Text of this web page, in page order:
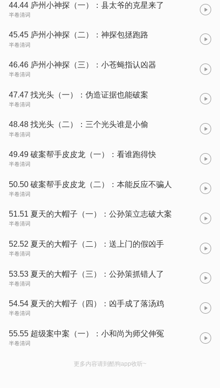
44.44 庐州小神探（一）：县太爷的克星来了
半卷清词
45.45 庐州小神探（二）：神探包拯跑路
半卷清词
46.46 庐州小神探（三）：小苍蝇指认凶器
半卷清词
47.47 找光头（一）：伪造证据也能破案
半卷清词
48.48 找光头（二）：三个光头谁是小偷
半卷清词
49.49 破案帮手皮皮龙（一）：看谁跑得快
半卷清词
50.50 破案帮手皮皮龙（二）：本能反应不骗人
半卷清词
51.51 夏天的大帽子（一）：公孙策立志破大案
半卷清词
52.52 夏天的大帽子（二）：送上门的假凶手
半卷清词
53.53 夏天的大帽子（三）：公孙策抓错人了
半卷清词
54.54 夏天的大帽子（四）：凶手成了落汤鸡
半卷清词
55.55 超级案中案（一）：小和尚为师父伸冤
半卷清词
更多内容请到酷狗app收听~